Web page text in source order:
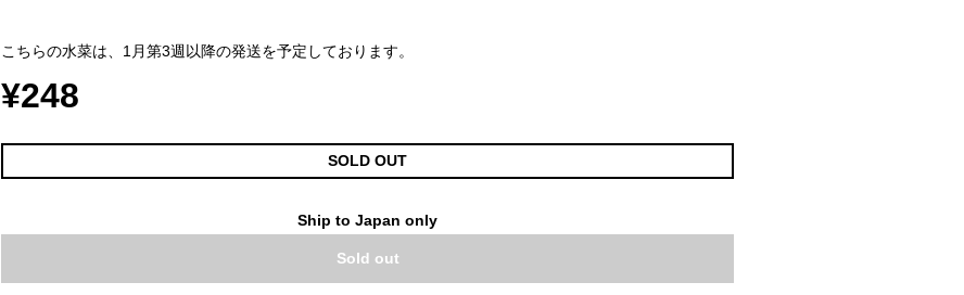
こちらの水菜は、1月第3週以降の発送を予定しております。
¥248
SOLD OUT
Ship to Japan only
Sold out